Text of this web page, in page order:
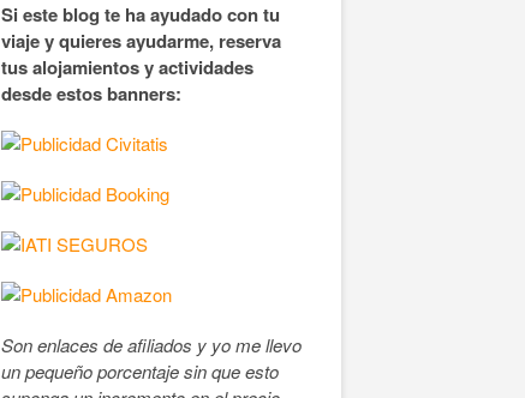
Si este blog te ha ayudado con tu
viaje y quieres ayudarme, reserva
tus alojamientos y actividades
desde estos banners:
Son enlaces de afiliados y yo me llevo
un pequeño porcentaje sin que esto